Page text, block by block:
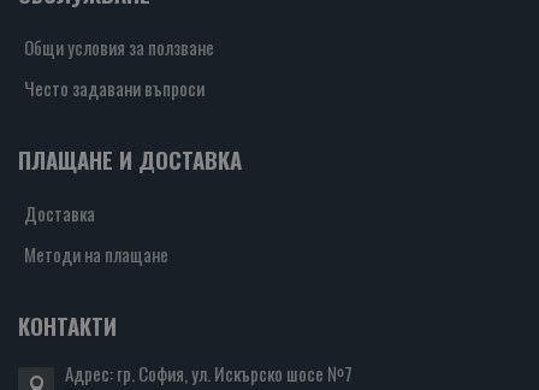
Общи условия за ползване
Често задавани въпроси
ПЛАЩАНЕ И ДОСТАВКА
Доставка
Методи на плащане
КОНТАКТИ
Адрес: гр. София, ул. Искърско шосе №7